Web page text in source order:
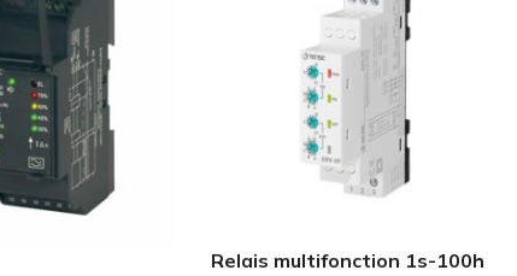
Relais multifonction 1s-100h